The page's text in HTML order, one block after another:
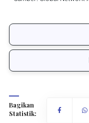
Bagikan
Statistik: